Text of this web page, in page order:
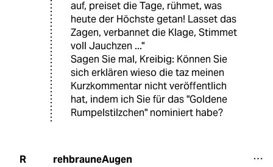
auf, preiset die Tage, rühmet, was
heute der Höchste getan! Lasset das
Zagen, verbannet die Klage, Stimmet
voll Jauchzen ..."
Sagen Sie mal, Kreibig: Können Sie
sich erklären wieso die taz meinen
Kurzkommentar nicht veröffentlich
hat, indem ich Sie für das "Goldene
Rumpelstilzchen" nominiert habe?
R rehbrauneAugen